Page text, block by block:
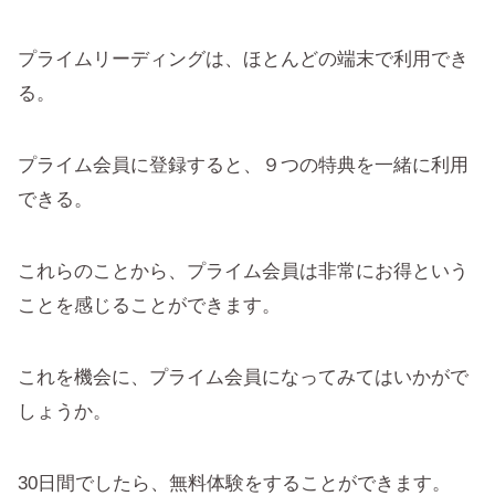
プライムリーディングは、ほとんどの端末で利用でき
る。
プライム会員に登録すると、９つの特典を一緒に利用
できる。
これらのことから、プライム会員は非常にお得という
ことを感じることができます。
これを機会に、プライム会員になってみてはいかがで
しょうか。
30日間でしたら、無料体験をすることができます。